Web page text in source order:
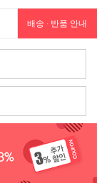
배송 · 반품 안내